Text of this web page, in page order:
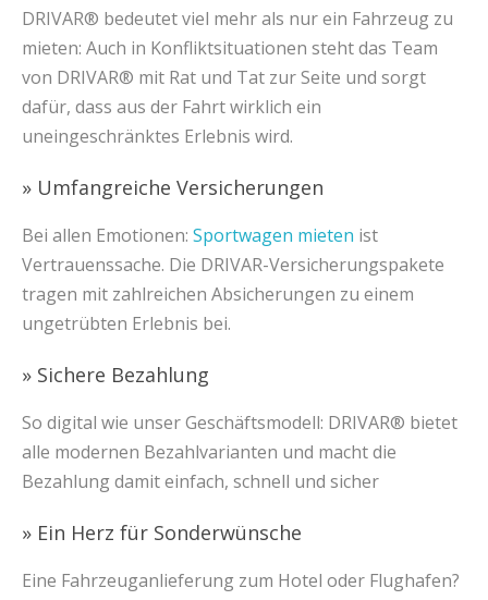
DRIVAR® bedeutet viel mehr als nur ein Fahrzeug zu
mieten: Auch in Konfliktsituationen steht das Team
von DRIVAR® mit Rat und Tat zur Seite und sorgt
dafür, dass aus der Fahrt wirklich ein
uneingeschränktes Erlebnis wird.
» Umfangreiche Versicherungen
Bei allen Emotionen: Sportwagen mieten ist
Vertrauenssache. Die DRIVAR-Versicherungspakete
tragen mit zahlreichen Absicherungen zu einem
ungetrübten Erlebnis bei.
» Sichere Bezahlung
So digital wie unser Geschäftsmodell: DRIVAR® bietet
alle modernen Bezahlvarianten und macht die
Bezahlung damit einfach, schnell und sicher
» Ein Herz für Sonderwünsche
Eine Fahrzeuganlieferung zum Hotel oder Flughafen?